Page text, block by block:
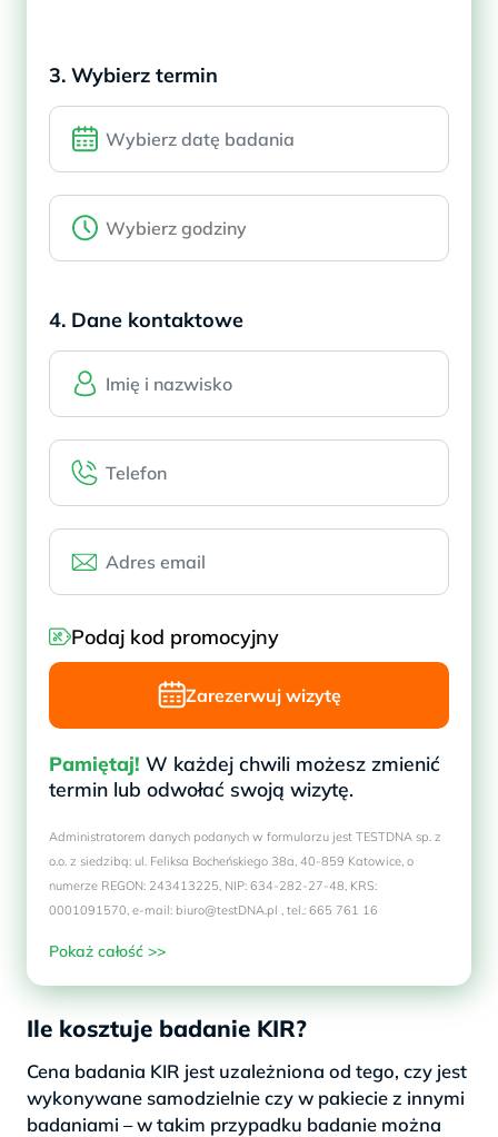
3. Wybierz termin
4. Dane kontaktowe
Podaj kod promocyjny
Zarezerwuj wizytę
Pamiętaj! W każdej chwili możesz zmienić
termin lub odwołać swoją wizytę.
Administratorem danych podanych w formularzu jest TESTDNA sp. z
o.o. z siedzibą: ul. Feliksa Bocheńskiego 38a, 40-859 Katowice, o
numerze REGON: 243413225, NIP: 634-282-27-48, KRS:
0001091570, e-mail: biuro@testDNA.pl , tel.: 665 761 16
Pokaż całość >>
Ile kosztuje badanie KIR?
Cena badania KIR jest uzależniona od tego, czy jest
wykonywane samodzielnie czy w pakiecie z innymi
badaniami – w takim przypadku badanie można